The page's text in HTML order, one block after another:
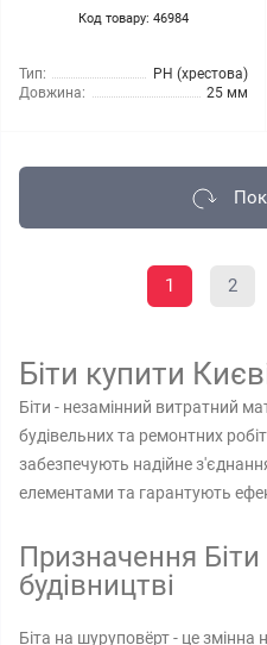
Код товару: 46984
Тип:
РН (хрестова)
Довжина:
25 мм
1 2
Біти купити
Біти - незамінний витратний
будівельних та ремонтних
забезпечують надійне
елементами та гарантують
Призначення Біти
будівництві
Біта на шуруповёрт - це